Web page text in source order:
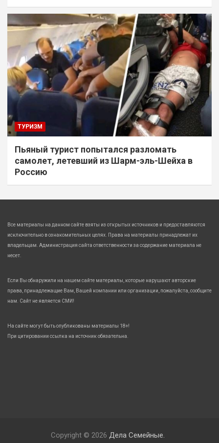
ТУРИЗМ
Пьяный турист попытался разломать
самолет, летевший из Шарм-эль-Шейха в
Россию
Все материалы на данном сайте взяты из открытых источников и предоставляются
исключительно в ознакомительных целях. Права на материалы принадлежат их
владельцам. Администрация сайта ответственности за содержание материала не
несет.
Если Вы обнаружили на нашем сайте материалы, которые нарушают авторские
права, принадлежащие Вам, Вашей компании или организации, пожалуйста, сообщите
нам. Сайт не является СМИ!
На сайте могут быть опубликованы материалы 18+!
При цитировании ссылка на источник обязательна.
Copyright © 2026 Дела Семейные.